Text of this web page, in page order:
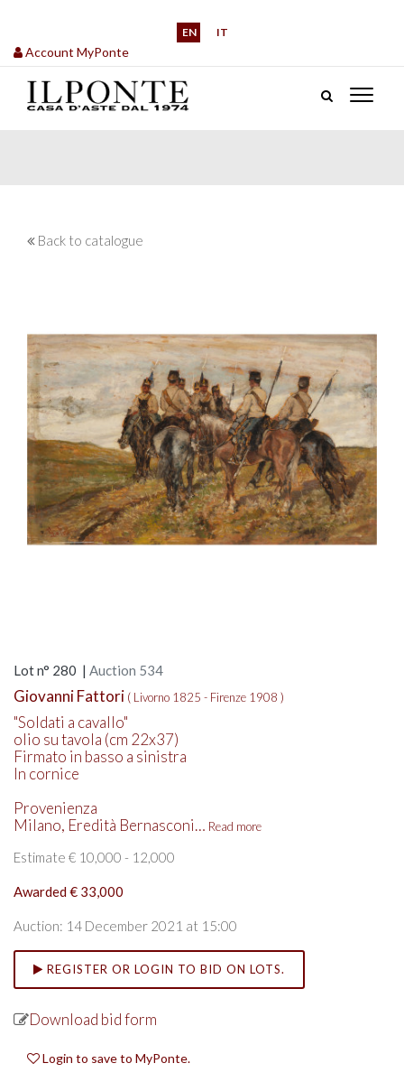
EN IT
Account MyPonte
Back to catalogue
Lot n° 280 | Auction 534
Giovanni Fattori ( Livorno 1825 - Firenze 1908 )
"Soldati a cavallo"
olio su tavola (cm 22x37)
Firmato in basso a sinistra
In cornice
Provenienza
Milano, Eredità Bernasconi… Read more
Estimate € 10,000 - 12,000
Awarded € 33,000
Auction: 14 December 2021 at 15:00
REGISTER OR LOGIN TO BID ON LOTS.
Download bid form
Login to save to MyPonte.